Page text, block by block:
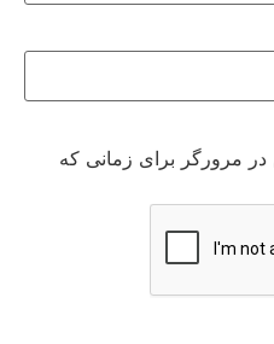
در مرورگر برای زمانی که